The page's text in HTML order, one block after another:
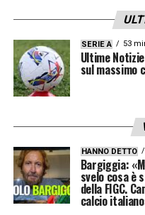
SERIE A 53
Ultime
sul massimo
HANNO DETTO
Bargiggia:
svelo cosa è
della FIGC.
calcio